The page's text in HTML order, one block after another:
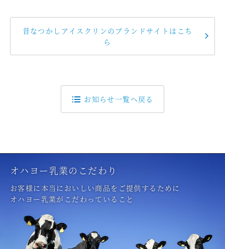
昔なつかしアイスクリンのブランドサイトはこち
ら
お知らせ一覧へ戻る
オハヨー乳業のこだわり
お客様に本当においしい商品をご提供するために
オハヨー乳業がこだわっていること